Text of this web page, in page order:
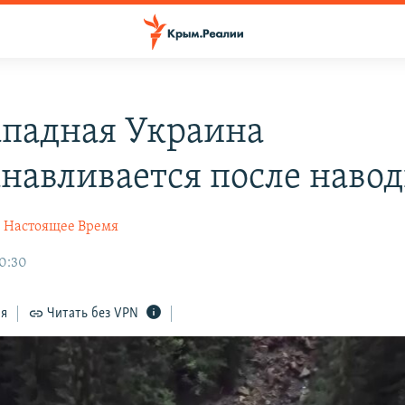
Украина
после
Настоящее Время
Читать без VPN